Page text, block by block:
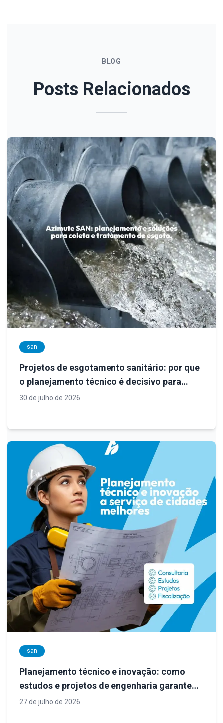
BLOG
Posts Relacionados
san
Projetos de esgotamento sanitário: por que
o planejamento técnico é decisivo para
sistemas eficientes e sustentáveis
30 de julho de 2026
san
Planejamento técnico e inovação: como
estudos e projetos de engenharia garantem
sistemas de saneamento mais eficientes
27 de julho de 2026